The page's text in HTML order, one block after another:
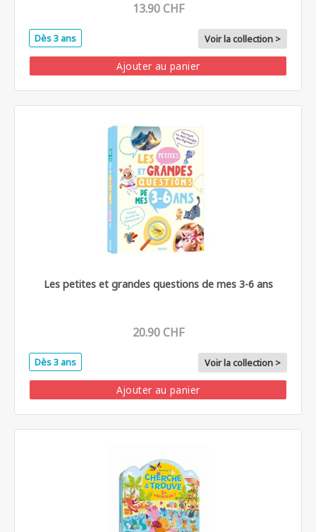
13.90 CHF
Dès 3 ans Voir la collection >
Ajouter au panier
Les petites et grandes questions de mes 3-6 ans
20.90 CHF
Dès 3 ans Voir la collection >
Ajouter au panier